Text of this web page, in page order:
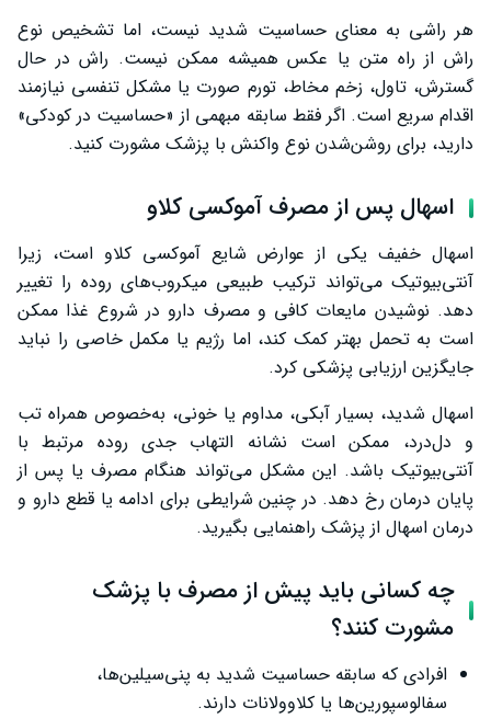
هر راشی به معنای حساسیت شدید نیست، اما تشخیص نوع
راش از راه متن یا عکس همیشه ممکن نیست. راش در حال
گسترش، تاول، زخم مخاط، تورم صورت یا مشکل تنفسی نیازمند
اقدام سریع است. اگر فقط سابقه مبهمی از «حساسیت در کودکی»
دارید، برای روشن‌شدن نوع واکنش با پزشک مشورت کنید.
اسهال پس از مصرف آموکسی کلاو
اسهال خفیف یکی از عوارض شایع آموکسی کلاو است، زیرا
آنتی‌بیوتیک می‌تواند ترکیب طبیعی میکروب‌های روده را تغییر
دهد. نوشیدن مایعات کافی و مصرف دارو در شروع غذا ممکن
است به تحمل بهتر کمک کند، اما رژیم یا مکمل خاصی را نباید
جایگزین ارزیابی پزشکی کرد.
اسهال شدید، بسیار آبکی، مداوم یا خونی، به‌خصوص همراه تب
و دل‌درد، ممکن است نشانه التهاب جدی روده مرتبط با
آنتی‌بیوتیک باشد. این مشکل می‌تواند هنگام مصرف یا پس از
پایان درمان رخ دهد. در چنین شرایطی برای ادامه یا قطع دارو و
درمان اسهال از پزشک راهنمایی بگیرید.
چه کسانی باید پیش از مصرف با پزشک
مشورت کنند؟
افرادی که سابقه حساسیت شدید به پنی‌سیلین‌ها،
سفالوسپورین‌ها یا کلاوولانات دارند.